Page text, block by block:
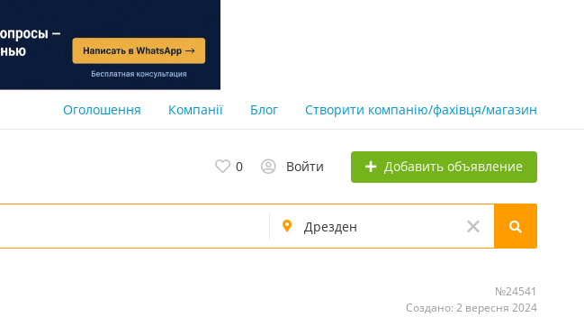
Оголошення Компанії Блог Створити компанію/фахівця/магазин
0 Войти Добавить объявление
№24541
Создано: 2 вересня 2024